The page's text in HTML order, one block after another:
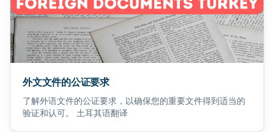
外文文件的公证要求
了解外语文件的公证要求，以确保您的重要文件得到适当的
验证和认可。 土耳其语翻译